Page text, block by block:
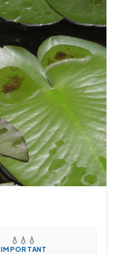
💧 💧 💧
IMPORTANT